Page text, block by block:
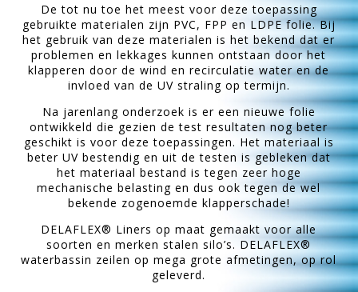
De tot nu toe het meest voor deze toepassing
gebruikte materialen zijn PVC, FPP en LDPE folie. Bij
het gebruik van deze materialen is het bekend dat er
problemen en lekkages kunnen ontstaan door het
klapperen door de wind en recirculatie water en de
invloed van de UV straling op termijn.
Na jarenlang onderzoek is er een nieuwe folie
ontwikkeld die gezien de test resultaten nog beter
geschikt is voor deze toepassingen. Het materiaal is
beter UV bestendig en uit de testen is gebleken dat
het materiaal bestand is tegen zeer hoge
mechanische belasting en dus ook tegen de wel
bekende zogenoemde klapperschade!
DELAFLEX® Liners op maat gemaakt voor alle
soorten en merken stalen silo’s. DELAFLEX®
waterbassin zeilen op mega grote afmetingen, op rol
geleverd.